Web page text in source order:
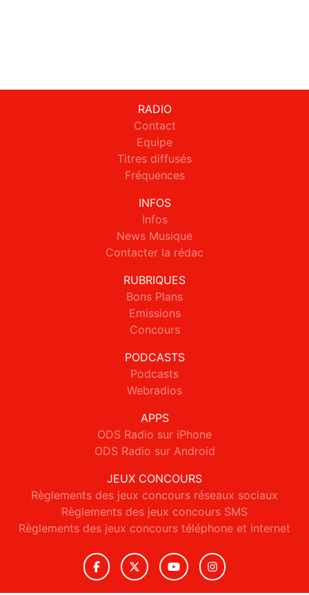
RADIO
Contact
Equipe
Titres diffusés
Fréquences
INFOS
Infos
News Musique
Contacter la rédac
RUBRIQUES
Bons Plans
Emissions
Concours
PODCASTS
Podcasts
Webradios
APPS
ODS Radio sur iPhone
ODS Radio sur Android
JEUX CONCOURS
Règlements des jeux concours réseaux sociaux
Règlements des jeux concours SMS
Règlements des jeux concours téléphone et internet